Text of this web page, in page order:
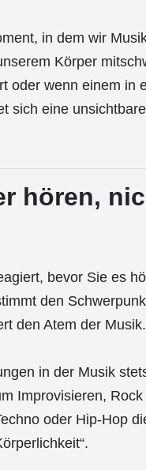
in dem wir
Körper
oder wenn einem in
sich eine
hören,
bevor Sie es
den
den Atem der Musik.
in der Musik
Improvisieren,
oder Hip-Hop